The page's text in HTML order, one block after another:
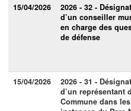
15/04/2026
2026 - 32 -
d’un conseiller
en charge des
de défense
15/04/2026
2026 - 31 -
d’un représentant
Commune dans les